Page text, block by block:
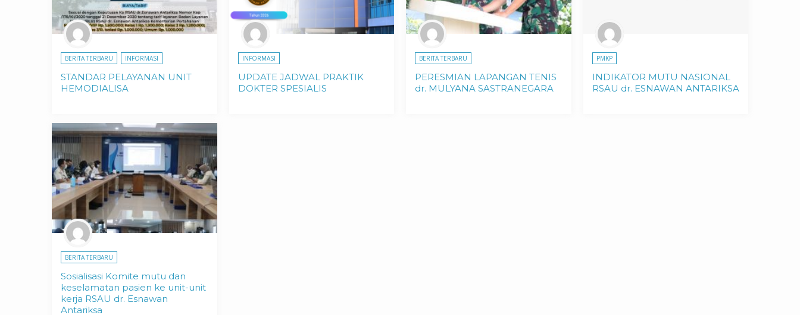
BERITA TERBARU INFORMASI
STANDAR PELAYANAN UNIT
HEMODIALISA
INFORMASI
UPDATE JADWAL PRAKTIK
DOKTER SPESIALIS
BERITA TERBARU
PERESMIAN LAPANGAN TENIS
dr. MULYANA SASTRANEGARA
PMKP
INDIKATOR MUTU NASIONAL
RSAU dr. ESNAWAN ANTARIKSA
BERITA TERBARU
Sosialisasi Komite mutu dan
keselamatan pasien ke unit-unit
kerja RSAU dr. Esnawan
Antariksa